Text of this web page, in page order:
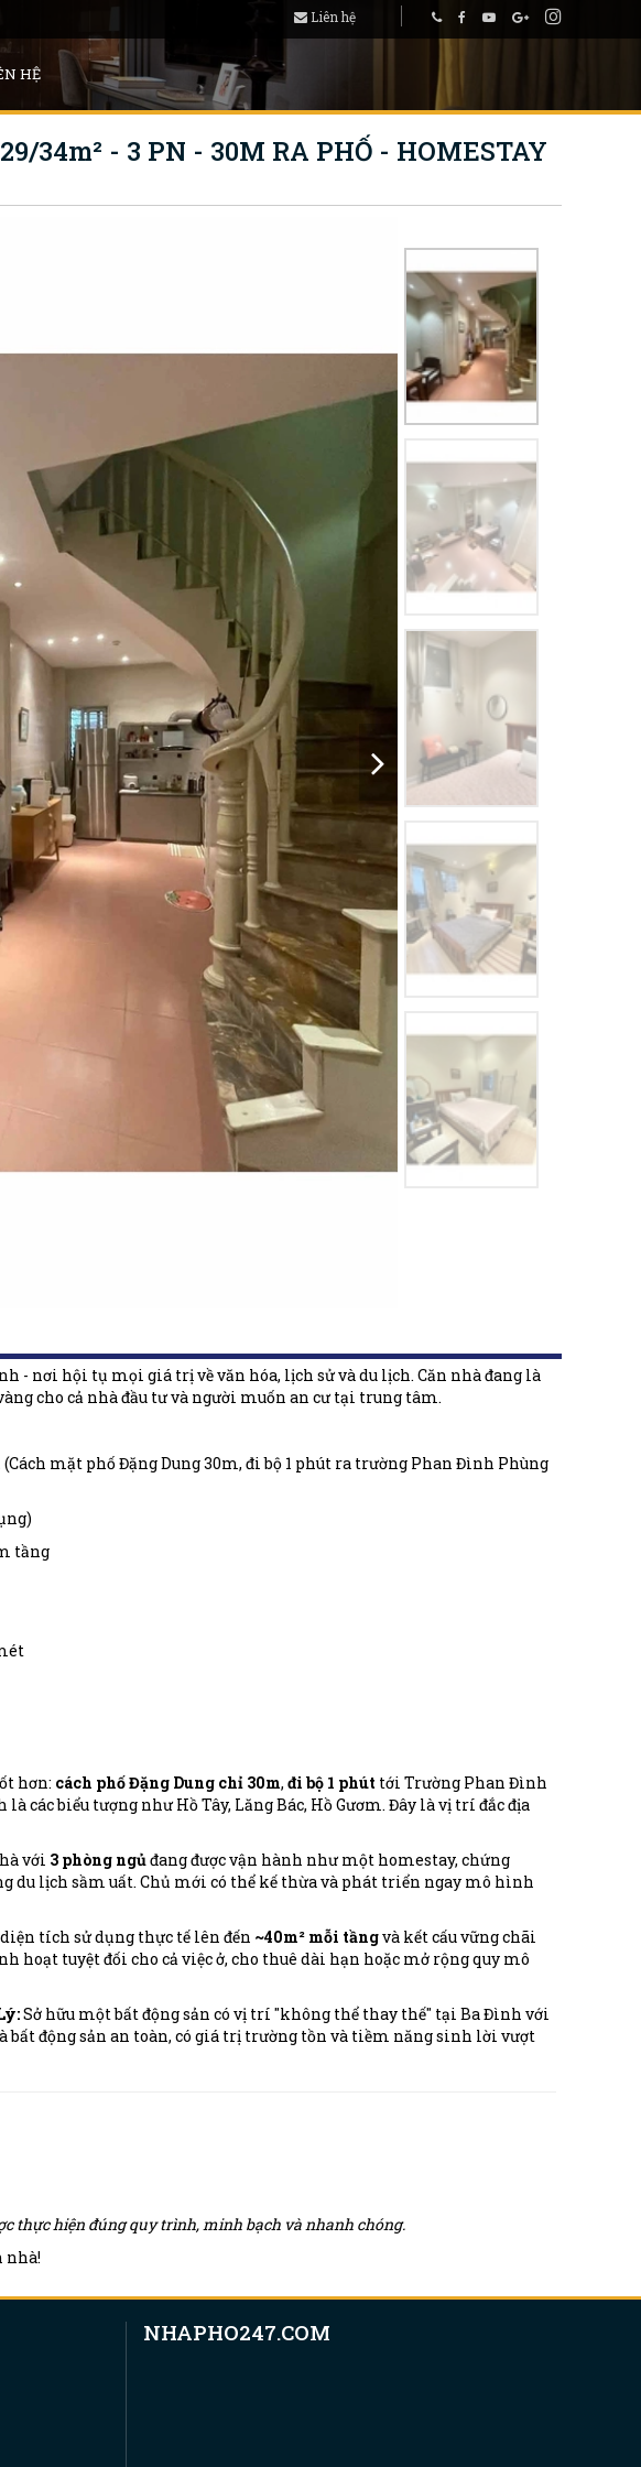
Liên hệ
HỆ
34m² - 3 PN - 30M RA PHỐ - HOMESTAY
- nơi hội tụ mọi giá trị về văn hóa, lịch sử và du lịch. Căn nhà đang là
cho cả nhà đầu tư và người muốn an cư tại trung tâm.
(Cách mặt phố Đặng Dung 30m, đi bộ 1 phút ra trường Phan Đình Phùng
tầng
hơn: cách phố Đặng Dung chỉ 30m, đi bộ 1 phút tới Trường Phan Đình
các biểu tượng như Hồ Tây, Lăng Bác, Hồ Gươm. Đây là vị trí đắc địa
với 3 phòng ngủđang được vận hành như một homestay, chứng
lịch sầm uất. Chủ mới có thể kế thừa và phát triển ngay mô hình
tích sử dụng thực tế lên đến ~40m² mỗi tầngvà kết cấu vững chãi
hoạt tuyệt đối cho cả việc ở, cho thuê dài hạn hoặc mở rộng quy mô
Sở hữu một bất động sản có vị trí "không thể thay thế" tại Ba Đình với
bất động sản an toàn, có giá trị trường tồn và tiềm năng sinh lời vượt
thực hiện đúng quy trình, minh bạch và nhanh chóng.
nhà!
NHAPHO247.COM